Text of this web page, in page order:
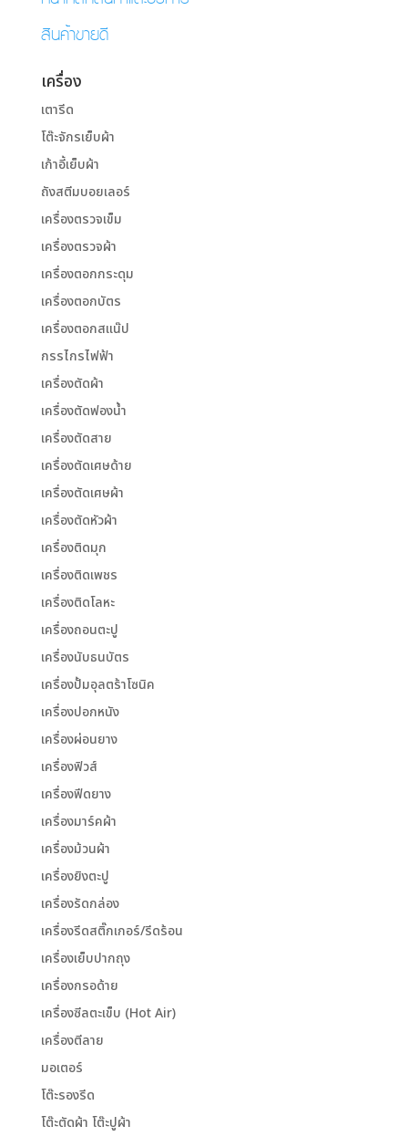
สินค้าขายดี
เครื่อง
เตารีด
โต๊ะจักรเย็บผ้า
เก้าอี้เย็บผ้า
ถังสตีมบอยเลอร์
เครื่องตรวจเข็ม
เครื่องตรวจผ้า
เครื่องตอกกระดุม
เครื่องตอกบัตร
เครื่องตอกสแน๊ป
กรรไกรไฟฟ้า
เครื่องตัดผ้า
เครื่องตัดฟองน้ำ
เครื่องตัดสาย
เครื่องตัดเศษด้าย
เครื่องตัดเศษผ้า
เครื่องตัดหัวผ้า
เครื่องติดมุก
เครื่องติดเพชร
เครื่องติดโลหะ
เครื่องถอนตะปู
เครื่องนับธนบัตร
เครื่องปั้มอุลตร้าโซนิค
เครื่องปอกหนัง
เครื่องผ่อนยาง
เครื่องฟิวส์
เครื่องฟีดยาง
เครื่องมาร์คผ้า
เครื่องม้วนผ้า
เครื่องยิงตะปู
เครื่องรัดกล่อง
เครื่องรีดสติ๊กเกอร์/รีดร้อน
เครื่องเย็บปากถุง
เครื่องกรอด้าย
เครื่องซีลตะเข็บ (Hot Air)
เครื่องตีลาย
มอเตอร์
โต๊ะรองรีด
โต๊ะตัดผ้า โต๊ะปูผ้า